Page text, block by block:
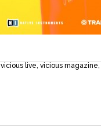
vicious live, vicious magazine,